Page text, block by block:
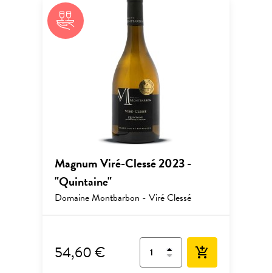
Magnum Viré-Clessé 2023 -
"Quintaine"
Domaine Montbarbon - Viré Clessé
54,60 € add_shopping_cart